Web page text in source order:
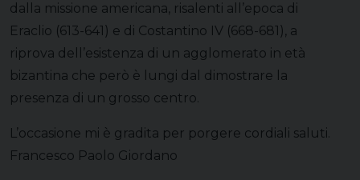
dalla missione americana, risalenti all’e­poca di
Eraclio (613-641) e di Costantino IV (668-681), a
riprova dell’esisten­za di un agglomerato in età
bizantina che però è lungi dal dimostrare la
presenza di un grosso centro.
L’occasione mi è gradita per porgere cordiali saluti.
Francesco Paolo Giordano